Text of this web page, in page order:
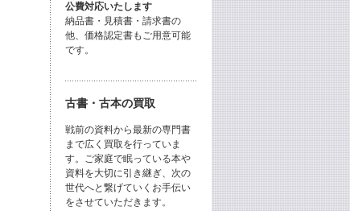
公費対応いたします
納品書・見積書・請求書の
他、価格認定書もご用意可能
です。
古書・古本の買取
戦前の資料から最新の専門書
まで広く買取を行っていま
す。ご家庭で眠っている本や
資料を大切に引き継ぎ、次の
世代へと繋げていくお手伝い
をさせていただきます。